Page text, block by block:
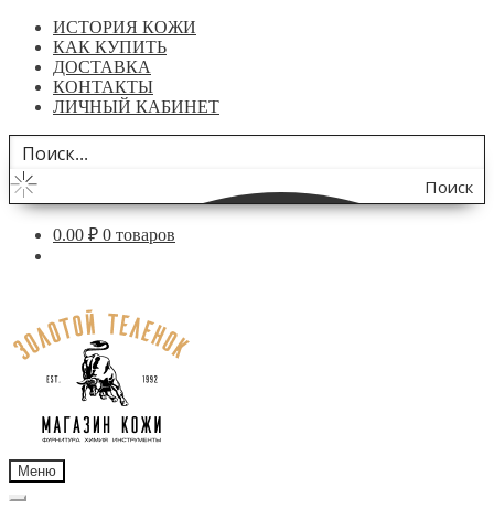
ИСТОРИЯ КОЖИ
КАК КУПИТЬ
ДОСТАВКА
КОНТАКТЫ
ЛИЧНЫЙ КАБИНЕТ
Поиск
по
0.00 ₽ 0 товаров
навигации
содержимому
Меню